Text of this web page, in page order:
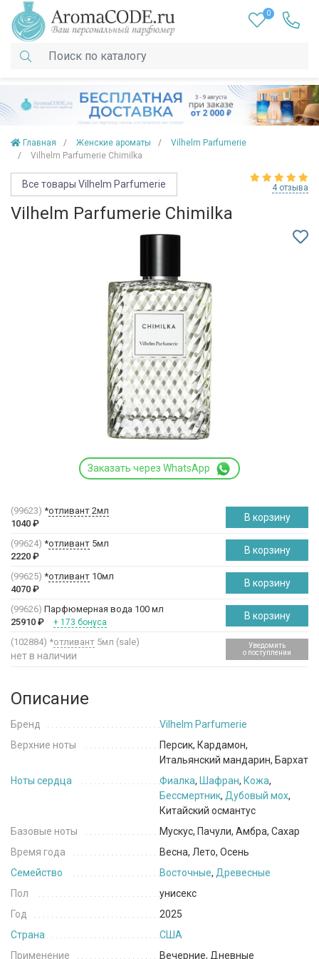
0
Главная Женские ароматы
Vilhelm Parfumerie
Vilhelm Parfumerie Chimilka
Все товары Vilhelm Parfumerie 4 отзыва
Vilhelm Parfumerie Chimilka
Заказать через WhatsApp
(99623) *отливант 2мл
1040 ₽
В корзину
(99624) *отливант 5мл
2220 ₽
В корзину
(99625) *отливант 10мл
4070 ₽
В корзину
(99626) Парфюмерная вода 100 мл
25910 ₽ + 173 бонуса
В корзину
(102884) *отливант 5мл (sale)
нет в наличии
Уведомить
о поступлении
Описание
Бренд
Vilhelm Parfumerie
Верхние ноты
Персик, Кардамон,
Итальянский мандарин, Бархат
Ноты сердца
Фиалка, Шафран, Кожа,
Бессмертник, Дубовый мох,
Китайский османтус
Базовые ноты
Мускус, Пачули, Амбра, Сахар
Время года
Весна, Лето, Осень
Семейство
Восточные, Древесные
Пол
унисекс
Год
2025
Страна
США
Применение
Вечерние, Дневные